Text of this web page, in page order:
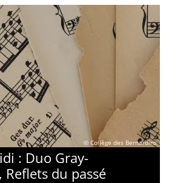
© Collège des Bernardins
: Duo Gray-
Reflets du passé